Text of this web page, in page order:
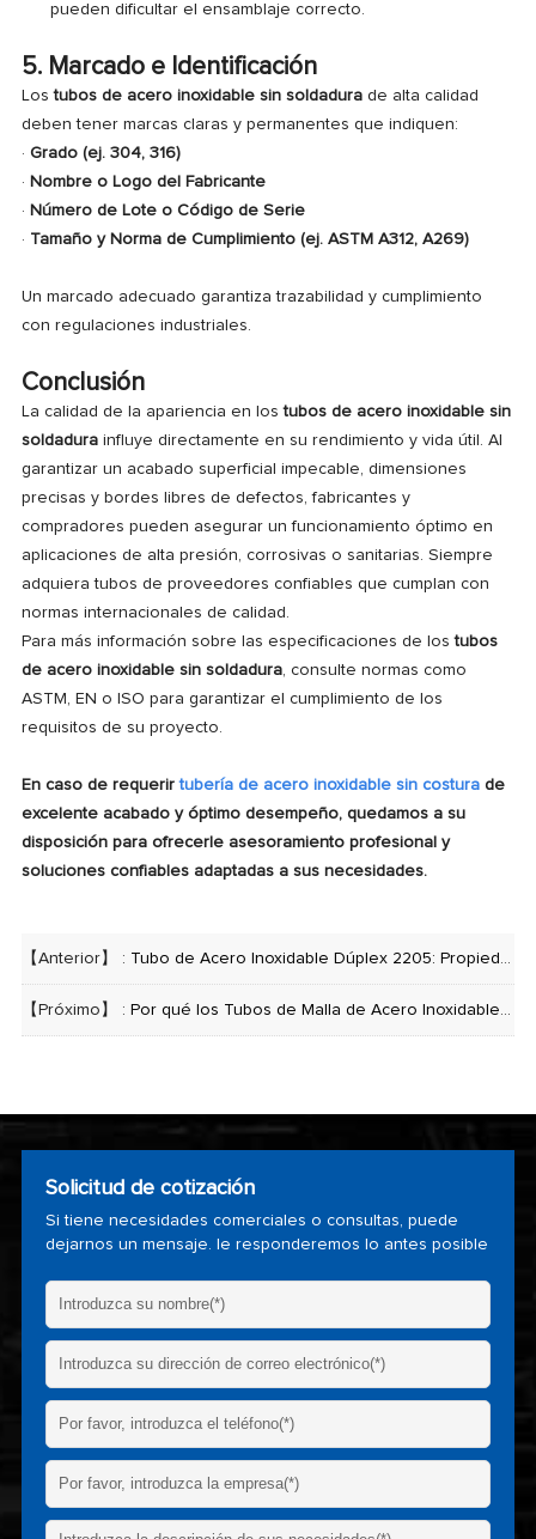
pueden dificultar el ensamblaje correcto.
5. Marcado e Identificación
Lostubos de acero inoxidable sin soldadurade alta calidad
deben tener marcas claras y permanentes que indiquen:
· Grado (ej. 304, 316)
· Nombre o Logo del Fabricante
· Número de Lote o Código de Serie
· Tamaño y Norma de Cumplimiento (ej. ASTM A312, A269)
Un marcado adecuado garantiza trazabilidad y cumplimiento
con regulaciones industriales.
Conclusión
La calidad de la apariencia en lostubos de acero inoxidable sin
soldadurainfluye directamente en su rendimiento y vida útil. Al
garantizar un acabado superficial impecable, dimensiones
precisas y bordes libres de defectos, fabricantes y
compradores pueden asegurar un funcionamiento óptimo en
aplicaciones de alta presión, corrosivas o sanitarias. Siempre
adquiera tubos de proveedores confiables que cumplan con
normas internacionales de calidad.
Para más información sobre las especificaciones de lostubos
de acero inoxidable sin soldadura, consulte normas como
ASTM, EN o ISO para garantizar el cumplimiento de los
requisitos de su proyecto.
En caso de requerirtubería de acero inoxidable sin costurade
excelente acabado y óptimo desempeño, quedamos a su
disposición para ofrecerle asesoramiento profesional y
soluciones confiables adaptadas a sus necesidades.
【Anterior】 : Tubo de Acero Inoxidable Dúplex 2205: Propiedades, Ventajas y Aplicaciones Comunes
【Próximo】 : Por qué los Tubos de Malla de Acero Inoxidable son Esenciales en Plantas de Tratamiento de Agua
Solicitud de cotización
Si tiene necesidades comerciales o consultas, puede
dejarnos un mensaje. le responderemos lo antes posible